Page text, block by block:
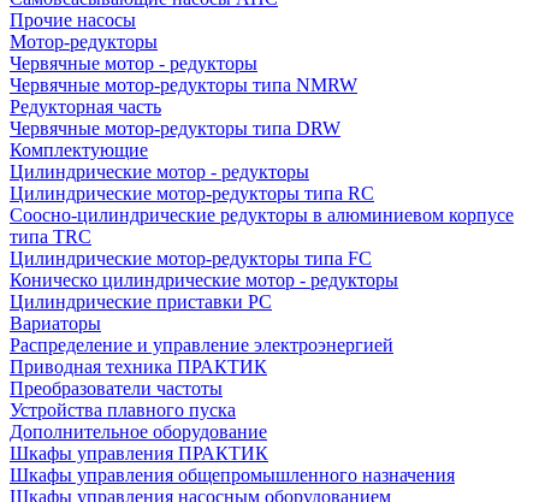
Прочие насосы
Мотор-редукторы
Червячные мотор - редукторы
Червячные мотор-редукторы типа NMRW
Редукторная часть
Червячные мотор-редукторы типа DRW
Комплектующие
Цилиндрические мотор - редукторы
Цилиндрические мотор-редукторы типа RC
Соосно-цилиндрические редукторы в алюминиевом корпусе
типа TRC
Цилиндрические мотор-редукторы типа FC
Коническо цилиндрические мотор - редукторы
Цилиндрические приставки PC
Вариаторы
Распределение и управление электроэнергией
Приводная техника ПРАКТИК
Преобразователи частоты
Устройства плавного пуска
Дополнительное оборудование
Шкафы управления ПРАКТИК
Шкафы управления общепромышленного назначения
Шкафы управления насосным оборудованием